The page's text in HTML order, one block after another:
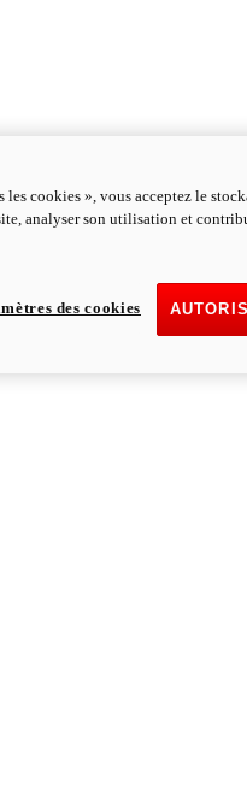
cookies », vous acceptez le
analyser son utilisation et
des cookies